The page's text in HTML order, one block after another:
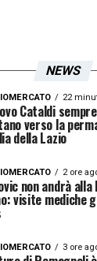
NEWS
22
Cataldi
verso la
della Lazio
2 ore
non andrà
visite mediche
3 ore